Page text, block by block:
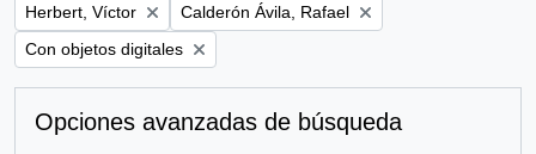
Remove filter:
Herbert, Víctor Remove filter:
Calderón Ávila, Rafael
Remove filter:
Con objetos digitales
Opciones avanzadas de búsqueda